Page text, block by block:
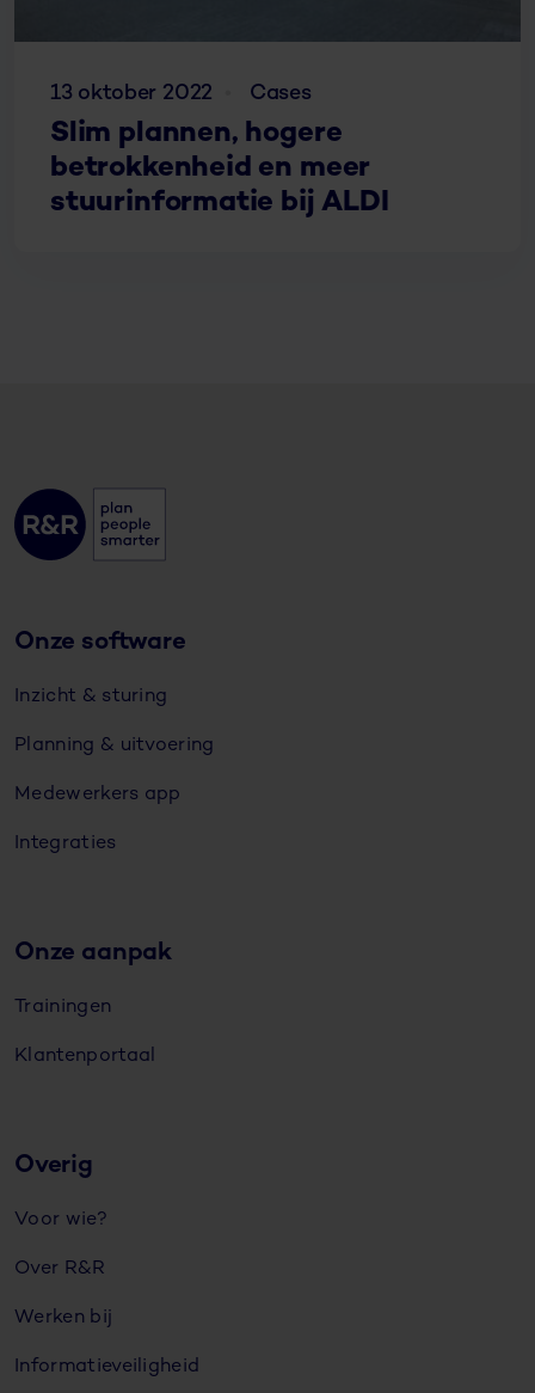
13 oktober 2022 Cases
Slim plannen, hogere
betrokkenheid en meer
stuurinformatie bij ALDI
Onze software
Inzicht & sturing
Planning & uitvoering
Medewerkers app
Integraties
Onze aanpak
Trainingen
Klantenportaal
Overig
Voor wie?
Over R&R
Werken bij
Informatieveiligheid